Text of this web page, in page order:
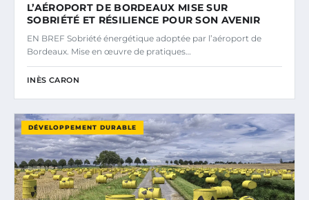
L’AÉROPORT DE BORDEAUX MISE SUR
SOBRIÉTÉ ET RÉSILIENCE POUR SON AVENIR
EN BREF Sobriété énergétique adoptée par l’aéroport de
Bordeaux. Mise en œuvre de pratiques…
INÈS CARON
DÉVELOPPEMENT DURABLE